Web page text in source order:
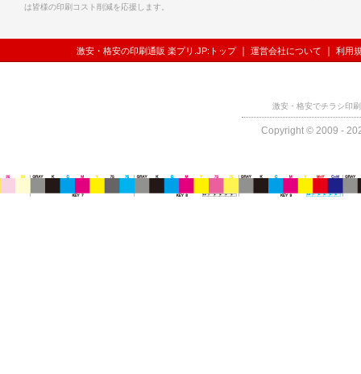
は皆様の印刷コスト削減を応援します。
激安・格安の印刷通販 楽プリ.JP:トップ 運営会社について 利用
激安・格安でチラシ印
Copyright © 2009 -